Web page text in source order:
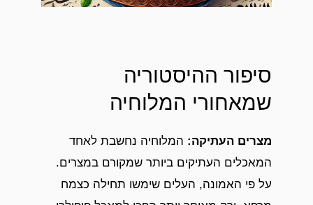
סיפור ההיסטוריה
שמאחורי המלוחיה
מצרים העתיקה: המלוחיה נחשבת לאחד
המאכלים העתיקים ביותר שמקורם במצרים.
על פי האמונה, העלים שימשו תחילה כצמח